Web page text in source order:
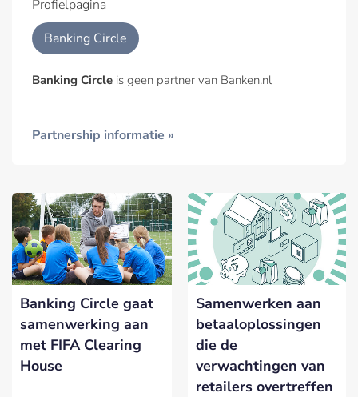
Profielpagina
Banking Circle
Banking Circle is geen partner van Banken.nl
Partnership informatie »
Banking Circle gaat
samenwerking aan
met FIFA Clearing
House
Samenwerken aan
betaaloplossingen
die de
verwachtingen van
retailers overtreffen